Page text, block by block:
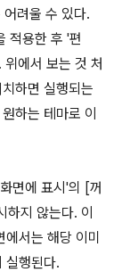
려울 수 있다.
적용한 후 '편
에서 보는 것 처
하면 실행되는
하는 테마로 이
면에 표시'의 [꺼
지 않는다. 이
서는 해당 이미
실행된다.